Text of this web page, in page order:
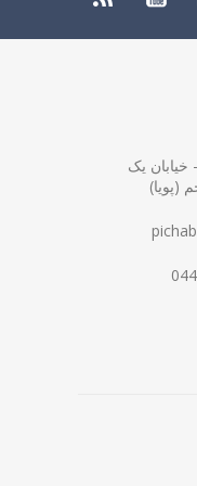
خیابان یک
(پویا)